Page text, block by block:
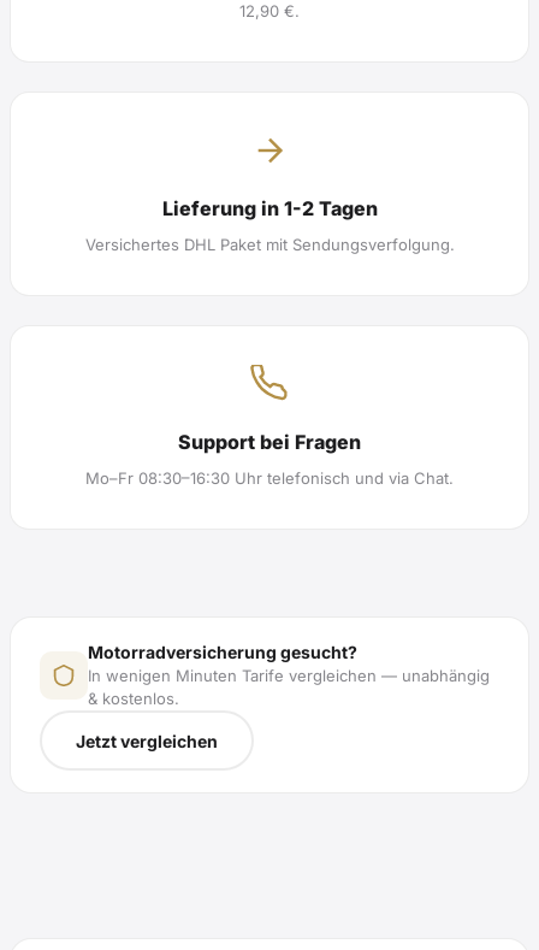
12,90 €.
Lieferung in 1-2 Tagen
Versichertes DHL Paket mit Sendungsverfolgung.
Support bei Fragen
Mo–Fr 08:30–16:30 Uhr telefonisch und via Chat.
Motorradversicherung gesucht?
In wenigen Minuten Tarife vergleichen — unabhängig
& kostenlos.
Jetzt vergleichen